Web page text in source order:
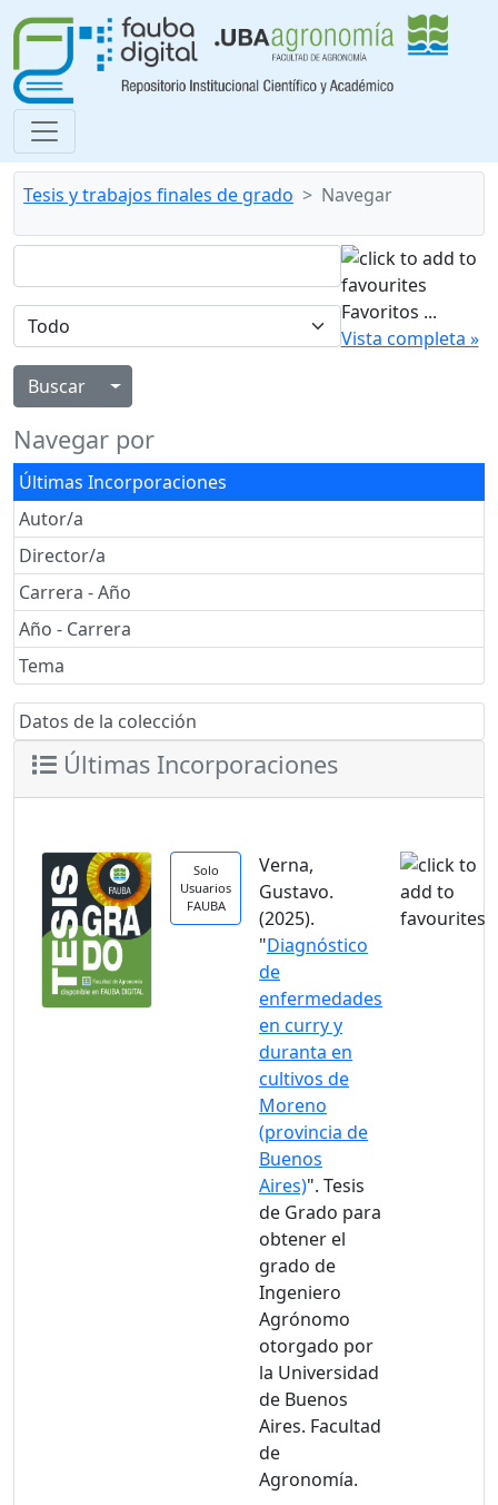
Tesis y trabajos finales de grado Navegar
Alternar menú desplegable
Favoritos ...
Vista completa »
Navegar por
Últimas Incorporaciones
Autor/a
Director/a
Carrera - Año
Año - Carrera
Tema
Datos de la colección
Últimas Incorporaciones
Solo
Usuarios
FAUBA
Verna,
Gustavo.
(2025).
"Diagnóstico
de
enfermedades
en curry y
duranta en
cultivos de
Moreno
(provincia de
Buenos
Aires)". Tesis
de Grado para
obtener el
grado de
Ingeniero
Agrónomo
otorgado por
la Universidad
de Buenos
Aires. Facultad
de
Agronomía.